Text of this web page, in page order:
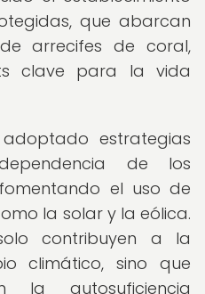
que abarcan
arrecifes de coral,
clave para la vida
estrategias
de los
el uso de
la solar y la eólica.
contribuyen a la
climático, sino que
la autosuficiencia